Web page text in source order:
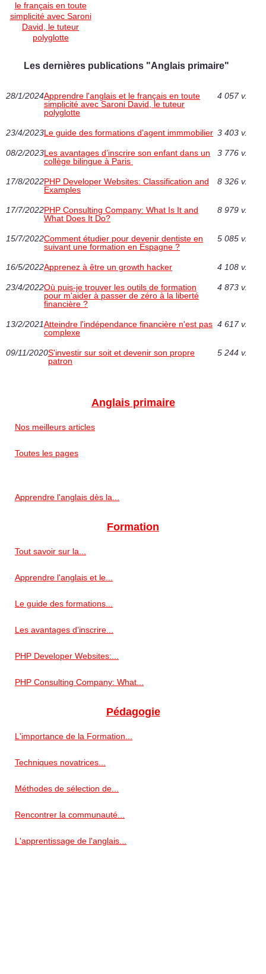
le français en toute
simplicité avec Saroni
David, le tuteur
polyglotte
Les dernières publications "Anglais primaire"
28/1/2024Apprendre l'anglais et le français en toute
simplicité avec Saroni David, le tuteur
polyglotte
4 057 v.
23/4/2023Le guide des formations d'agent immmobilier 3 403 v.
08/2/2023Les avantages d’inscrire son enfant dans un
collège bilingue à Paris
3 776 v.
17/8/2022PHP Developer Websites: Classification and
Examples
8 326 v.
17/7/2022PHP Consulting Company: What Is It and
What Does It Do?
8 979 v.
15/7/2022Comment étudier pour devenir dentiste en
suivant une formation en Espagne ‎?
5 085 v.
16/5/2022Apprenez à être un growth hacker 4 108 v.
23/4/2022Où puis-je trouver les outils de formation
pour m'aider à passer de zéro à la liberté
financière ?
4 873 v.
13/2/2021Atteindre l'indépendance financière n'est pas
complexe
4 617 v.
09/11/2020S'investir sur soit et devenir son propre
patron
5 244 v.
Anglais primaire
Nos meilleurs articles
Toutes les pages
Apprendre l'anglais dès la...
Formation
Tout savoir sur la...
Apprendre l'anglais et le...
Le guide des formations...
Les avantages d’inscrire...
PHP Developer Websites:...
PHP Consulting Company: What...
Pédagogie
L'importance de la Formation...
Techniques novatrices...
Méthodes de sélection de...
Rencontrer la communauté...
L'apprentissage de l'anglais...